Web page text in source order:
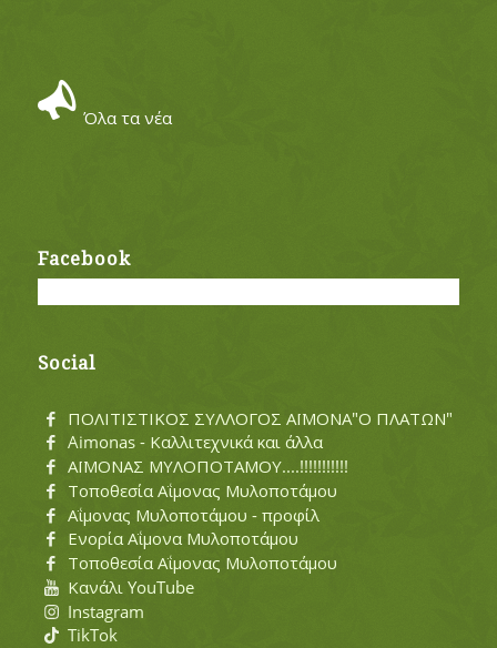
Όλα τα νέα
Facebook
Social
ΠΟΛΙΤΙΣΤΙΚΟΣ ΣΥΛΛΟΓΟΣ ΑΪΜΟΝΑ"Ο ΠΛΑΤΩΝ"
Aimonas - Καλλιτεχνικά και άλλα
ΑΪΜΟΝΑΣ ΜΥΛΟΠΟΤΑΜΟΥ....!!!!!!!!!!!
Τοποθεσία Αΐμονας Μυλοποτάμου
Αΐμονας Μυλοποτάμου - προφίλ
Ενορία Αΐμονα Μυλοποτάμου
Τοποθεσία Αΐμονας Μυλοποτάμου
Κανάλι YouTube
Instagram
TikTok